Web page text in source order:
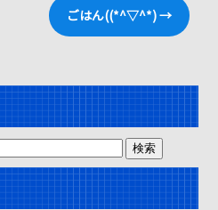
ごはん((*^▽^*)→